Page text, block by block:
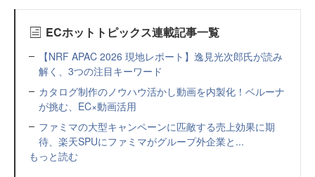
ECホットトピックス連載記事一覧
【NRF APAC 2026 現地レポート】逸見光次郎氏が読み
解く、3つの注目キーワード
カタログ制作のノウハウ活かし動画を内製化！ベルーナ
が挑む、EC×動画活用
ファミマの大型キャンペーンに匹敵する売上効果に期
待、楽天SPUにファミマがグループ外企業と...
もっと読む